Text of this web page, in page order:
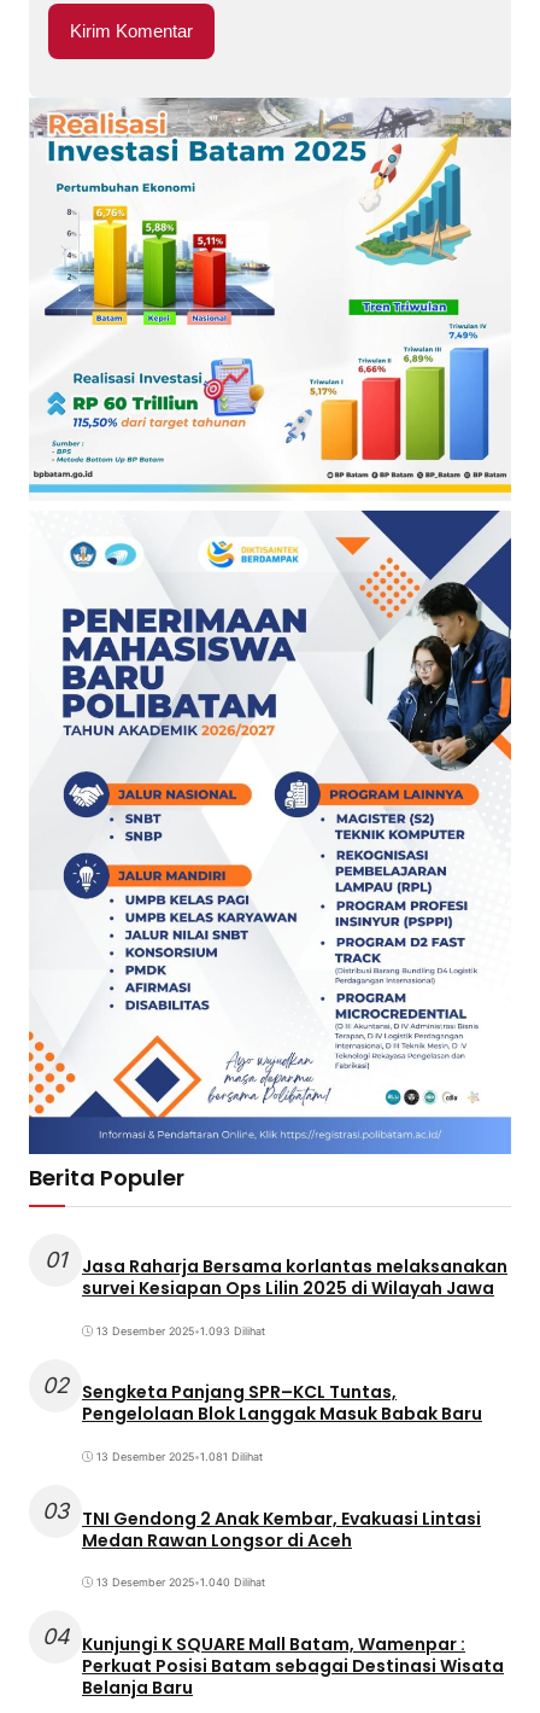
Berita Populer
01
Jasa Raharja Bersama korlantas melaksanakan
survei Kesiapan Ops Lilin 2025 di Wilayah Jawa
13 Desember 2025•1.093 Dilihat
02 Sengketa Panjang SPR–KCL Tuntas,
Pengelolaan Blok Langgak Masuk Babak Baru
13 Desember 2025•1.081 Dilihat
03 TNI Gendong 2 Anak Kembar, Evakuasi Lintasi
Medan Rawan Longsor di Aceh
13 Desember 2025•1.040 Dilihat
04 Kunjungi K SQUARE Mall Batam, Wamenpar :
Perkuat Posisi Batam sebagai Destinasi Wisata
Belanja Baru